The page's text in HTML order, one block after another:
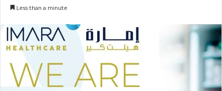
Less than a minute